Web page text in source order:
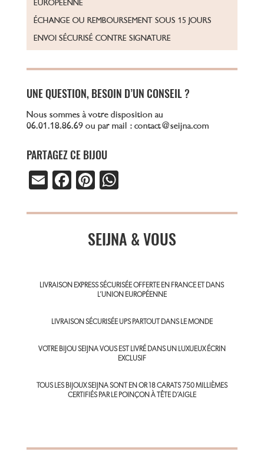
EUROPÉENNE
ÉCHANGE OU REMBOURSEMENT SOUS 15 JOURS
ENVOI SÉCURISÉ CONTRE SIGNATURE
UNE QUESTION, BESOIN D’UN CONSEIL ?
Nous sommes à votre disposition au
06.01.18.86.69 ou par mail : contact@seijna.com
PARTAGEZ CE BIJOU
E
ail
Fa
b
Pi
er
es
ts
A
SEIJNA & VOUS
LIVRAISON EXPRESS SÉCURISÉE OFFERTE EN FRANCE ET DANS
L’UNION EUROPÉENNE
LIVRAISON SÉCURISÉE UPS PARTOUT DANS LE MONDE
VOTRE BIJOU SEIJNA VOUS EST LIVRÉ DANS UN LUXUEUX ÉCRIN
EXCLUSIF
TOUS LES BIJOUX SEIJNA SONT EN OR 18 CARATS 750 MILLIÈMES
CERTIFIÉS PAR LE POINÇON À TÊTE D’AIGLE